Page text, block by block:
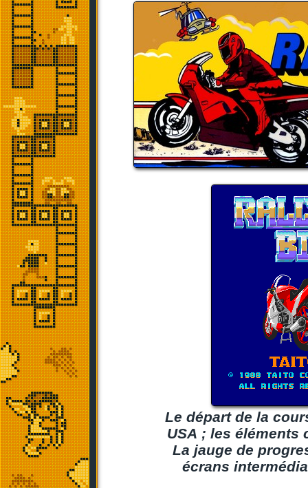
Le départ de la
USA ; les éléments
La jauge de
écrans